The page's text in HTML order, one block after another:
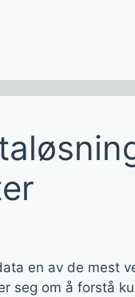
en av de mest
seg om å forstå